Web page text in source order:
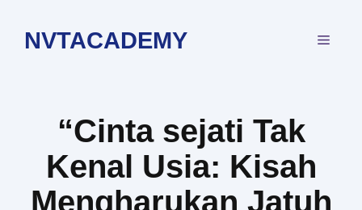
NVTACADEMY
“Cinta sejati Tak
Kenal Usia: Kisah
Mengharukan Jatuh